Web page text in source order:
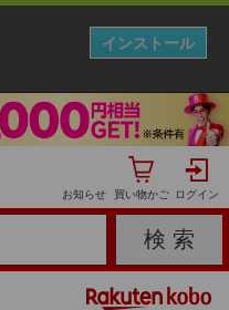
インストール
お知らせ